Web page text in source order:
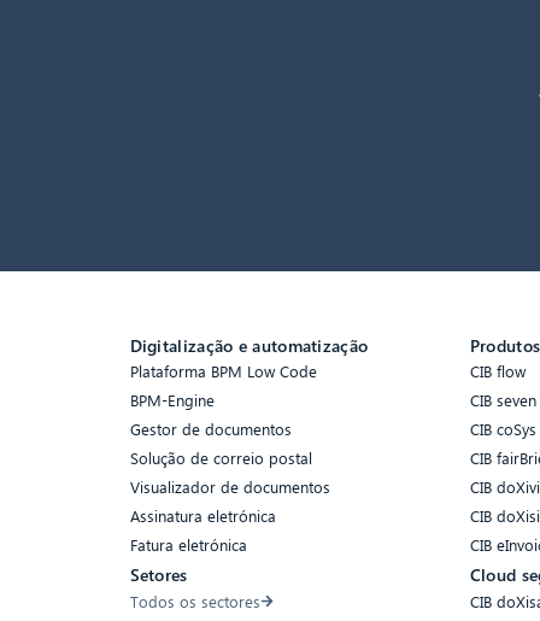
Digitalização e automatização
Plataforma BPM Low Code
BPM-Engine
Gestor de documentos
Solução de correio postal
Visualizador de documentos
Assinatura eletrónica
Fatura eletrónica
Setores
Todos os sectores
Produtos
CIB flow
CIB seven
CIB coSys
CIB
CIB
CIB
CIB
Cloud
CIB